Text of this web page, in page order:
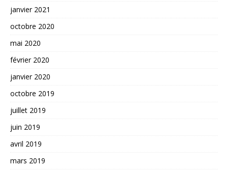
janvier 2021
octobre 2020
mai 2020
février 2020
janvier 2020
octobre 2019
juillet 2019
juin 2019
avril 2019
mars 2019